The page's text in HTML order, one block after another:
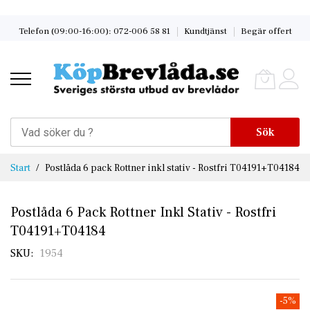
Telefon (09:00-16:00): 072-006 58 81 Kundtjänst Begär offert
Sök
Start Postlåda 6 pack Rottner inkl stativ - Rostfri T04191+T04184
Postlåda 6 Pack Rottner Inkl Stativ - Rostfri
T04191+T04184
SKU 1954
-5%